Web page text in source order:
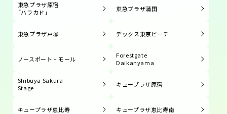
東急プラザ原宿
「ハラカド」
東急プラザ蒲田
東急プラザ戸塚 デックス東京ビーチ
ノースポート・モール
Forestgate
Daikanyama
Shibuya Sakura
Stage
キュープラザ原宿
キュープラザ恵比寿 キュープラザ恵比寿南